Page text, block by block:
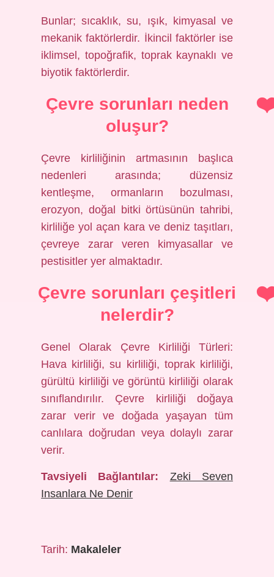
Bunlar; sıcaklık, su, ışık, kimyasal ve
mekanik faktörlerdir. İkincil faktörler ise
iklimsel, topoğrafik, toprak kaynaklı ve
biyotik faktörlerdir.
Çevre sorunları neden
oluşur?
Çevre kirliliğinin artmasının başlıca
nedenleri arasında; düzensiz
kentleşme, ormanların bozulması,
erozyon, doğal bitki örtüsünün tahribi,
kirliliğe yol açan kara ve deniz taşıtları,
çevreye zarar veren kimyasallar ve
pestisitler yer almaktadır.
Çevre sorunları çeşitleri
nelerdir?
Genel Olarak Çevre Kirliliği Türleri:
Hava kirliliği, su kirliliği, toprak kirliliği,
gürültü kirliliği ve görüntü kirliliği olarak
sınıflandırılır. Çevre kirliliği doğaya
zarar verir ve doğada yaşayan tüm
canlılara doğrudan veya dolaylı zarar
verir.
Tavsiyeli Bağlantılar:
Zeki Seven
Insanlara Ne Denir
Tarih: Makaleler